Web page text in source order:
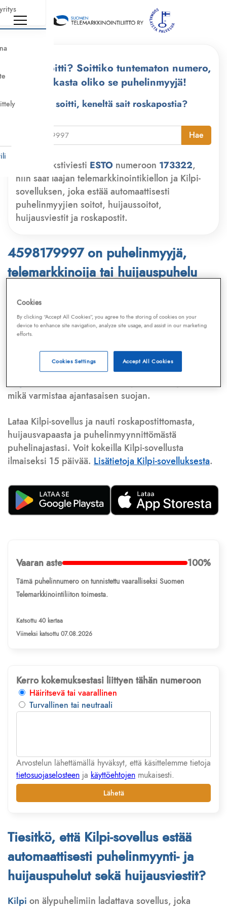
Kuka soitti? Soittiko tuntematon numero,
tarkasta oliko se puhelinmyyjä!
Kuka soitti, keneltä sait roskapostia?
Hae
Lähetä tekstiviesti ESTO numeroon 173322,
niin saat laajan telemarkkinointikiellon ja Kilpi-
sovelluksen, joka estää automaattisesti
puhelinmyyjien soitot, huijaussoitot,
huijausviestit ja roskapostit.
4598179997 on puhelinmyyjä,
telemarkkinoija tai huijauspuhelu
Puhelinnumero
Telemarkkinointiliiton jaKilpi-sovelluksen
tietokannasta, joka kattaa satoja tuhansia
Lisäksi tunnistamme automaattisesti, jos kyseessä on
puhelinhuijarin numero, sähköpostiosoitetai
huijausviesti. Tietokantaamme päivitetään jatkuvasti,
mikä varmistaa ajantasaisen suojan.
Lataa Kilpi-sovellus ja nauti roskapostittomasta,
huijausvapaasta ja puhelinmyynnittömästä
puhelinajastasi. Voit kokeilla Kilpi-sovellusta
ilmaiseksi 15 päivää. Lisätietoja Kilpi-sovelluksesta.
Vaaran aste 100%
Tämä puhelinnumero on tunnistettu vaaralliseksi Suomen
Telemarkkinointiliiton toimesta.
Katsottu 40 kertaa
Viimeksi katsottu 07.08.2026
Kerro kokemuksestasi liittyen tähän numeroon
Häiritsevä tai vaarallinen
Turvallinen tai neutraali
Arvostelun lähettämällä hyväksyt, että käsittelemme tietoja
tietosuojaselosteen ja käyttöehtojen mukaisesti.
Lähetä
Tiesitkö, että Kilpi-sovellus estää
automaattisesti puhelinmyynti- ja
huijauspuhelut sekä huijausviestit?
Kilpi on älypuhelimiin ladattava sovellus, joka
Cookies
By clicking “Accept All Cookies”, you agree to the storing of cookies on your
device to enhance site navigation, analyze site usage, and assist in our marketing
efforts.
Accept All Cookies
Cookies Settings